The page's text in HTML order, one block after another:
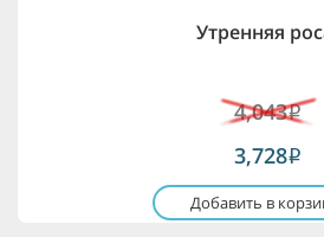
Утренняя
4,043i
3,728i
Добавить в